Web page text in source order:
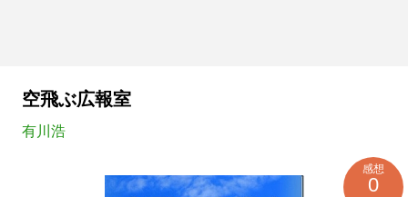
空飛ぶ広報室
有川浩
感想
0